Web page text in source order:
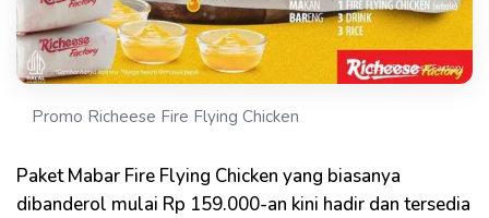
Promo Richeese Fire Flying Chicken
Paket Mabar Fire Flying Chicken yang biasanya
dibanderol mulai Rp 159.000-an kini hadir dan tersedia